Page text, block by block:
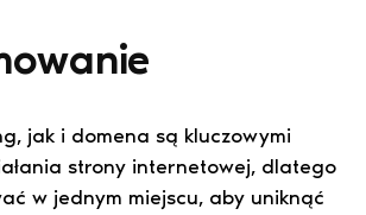
jak i domena są kluczowymi
strony internetowej, dlatego
w jednym miejscu, aby uniknąć